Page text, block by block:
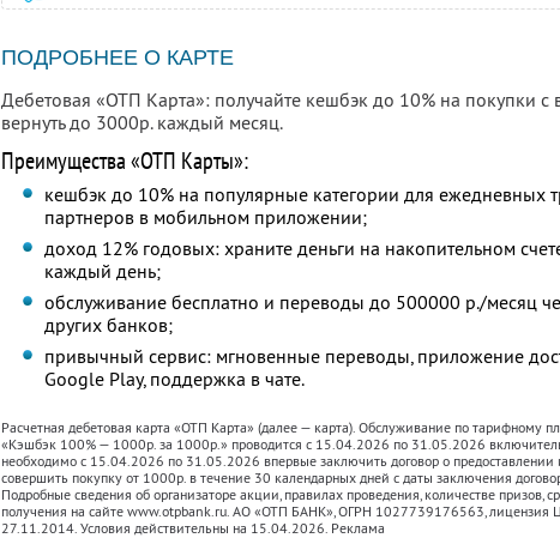
ПОДРОБНЕЕ О КАРТЕ
Дебетовая «ОТП Карта»: получайте кешбэк до 10% на покупки с
вернуть до 3000р. каждый месяц.
Преимущества «ОТП Карты»:
кешбэк до 10% на популярные категории для ежедневных
партнеров в мобильном приложении;
доход 12% годовых: храните деньги на накопительном
каждый день;
обслуживание бесплатно и переводы до 500000 р./месяц
других банков;
привычный сервис: мгновенные переводы, приложение
Google Play, поддержка в чате.
Расчетная дебетовая карта «ОТП Карта» (далее — карта). Обслуживание по тарифному
«Кэшбэк 100% — 1000р. за 1000р.» проводится с 15.04.2026 по 31.05.2026
необходимо с 15.04.2026 по 31.05.2026 впервые заключить договор о
совершить покупку от 1000р. в течение 30 календарных дней с даты заключения
Подробные сведения об организаторе акции, правилах проведения, количестве призов,
получения на сайте www.otpbank.ru. АО «ОТП БАНК», ОГРН 1027739176563,
27.11.2014. Условия действительны на 15.04.2026. Реклама